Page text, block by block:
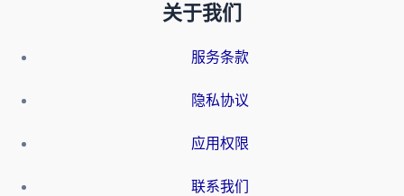
关于我们
服务条款
隐私协议
应用权限
联系我们